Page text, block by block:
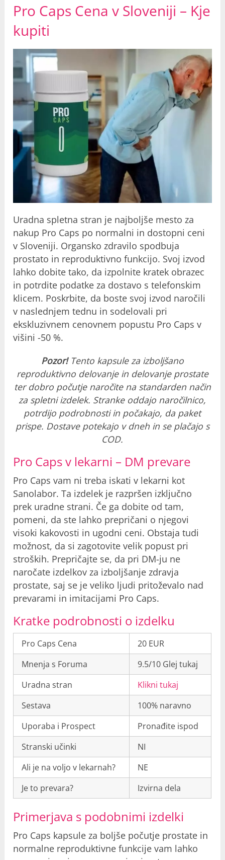
Pro Caps Cena v Sloveniji – Kje
kupiti
Uradna spletna stran je najboljše mesto za
nakup Pro Caps po normalni in dostopni ceni
v Sloveniji. Organsko zdravilo spodbuja
prostato in reproduktivno funkcijo. Svoj izvod
lahko dobite tako, da izpolnite kratek obrazec
in potrdite podatke za dostavo s telefonskim
klicem. Poskrbite, da boste svoj izvod naročili
v naslednjem tednu in sodelovali pri
ekskluzivnem cenovnem popustu Pro Caps v
višini -50 %.
Pozor!Tento kapsule za izboljšano
reproduktivno delovanje in delovanje prostate
ter dobro počutje naročite na standarden način
za spletni izdelek. Stranke oddajo naročilnico,
potrdijo podrobnosti in počakajo, da paket
prispe. Dostave potekajo v dneh in se plačajo s
COD.
Pro Caps v lekarni – DM prevare
Pro Caps vam ni treba iskati v lekarni kot
Sanolabor. Ta izdelek je razpršen izključno
prek uradne strani. Če ga dobite od tam,
pomeni, da ste lahko prepričani o njegovi
visoki kakovosti in ugodni ceni. Obstaja tudi
možnost, da si zagotovite velik popust pri
stroških. Prepričajte se, da pri DM-ju ne
naročate izdelkov za izboljšanje zdravja
prostate, saj se je veliko ljudi pritoževalo nad
prevarami in imitacijami Pro Caps.
Kratke podrobnosti o izdelku
Pro Caps Cena
20 EUR
Mnenja s Foruma
9.5/10 Glej tukaj
Uradna stran
Klikni tukaj
Sestava
100% naravno
Uporaba i Prospect
Pronađite ispod
Stranski učinki
NI
Ali je na voljo v lekarnah?
NE
Je to prevara?
Izvirna dela
Primerjava s podobnimi izdelki
Pro Caps kapsule za boljše počutje prostate in
normalne reproduktivne funkcije vam lahko